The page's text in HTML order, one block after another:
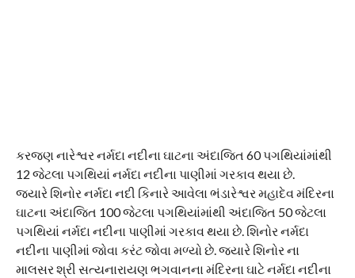
કરજણ નારેશ્વર નર્મદા નદીના ઘાટના અંદાજિત 60 પગથિયાંમાંથી
12 જેટલા પગથિયાં નર્મદા નદીના પાણીમાં ગરકાવ થયા છે.
જ્યારે શિનોર નર્મદા નદી કિનારે આવેલા ભંડારેશ્વર મહાદેવ મંદિરના
ઘાટના અંદાજિત 100 જેટલા પગથિયાંમાંથી અંદાજિત 50 જેટલા
પગથિયાં નર્મદા નદીના પાણીમાં ગરકાવ થયા છે. શિનોર નર્મદા
નદીના પાણીમાં જોવા કરંટ જોવા મળ્યો છે. જ્યારે શિનોર ના
માલસર શ્રી સત્યનારાયણ ભગવાનના મંદિરના ઘાટે નર્મદા નદીના